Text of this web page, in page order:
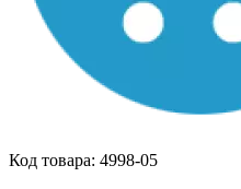
Код товара: 4998-05